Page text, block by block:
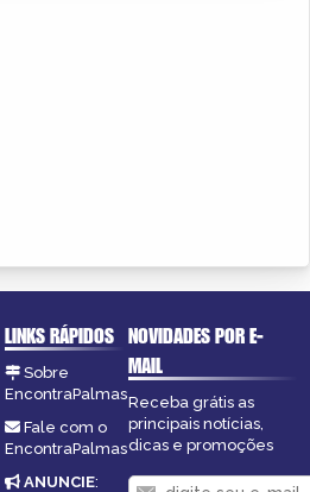
LINKS RÁPIDOS
Sobre
EncontraPalmas
Fale com o
EncontraPalmas
ANUNCIE:
NOVIDADES POR E-
MAIL
Receba grátis as
principais notícias,
dicas e promoções